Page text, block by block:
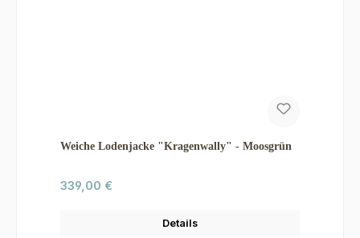
Weiche Lodenjacke "Kragenwally" - Moosgrün
Regulärer Preis:
339,00 €
Details